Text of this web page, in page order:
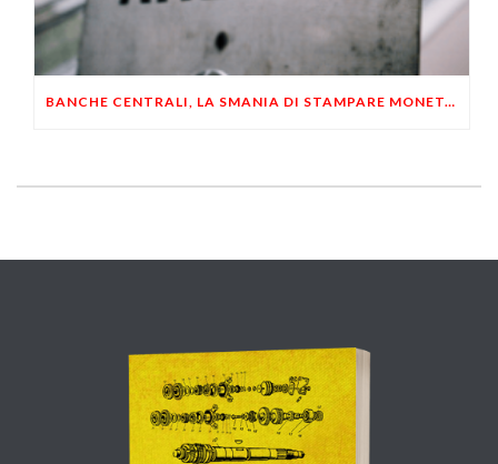
BANCHE CENTRALI, LA SMANIA DI STAMPARE MONETA CAUSERÀ UN’ALTRA DEPRESSIONE